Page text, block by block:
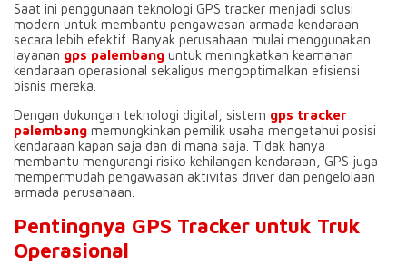
Saat ini penggunaan teknologi GPS tracker menjadi solusi
modern untuk membantu pengawasan armada kendaraan
secara lebih efektif. Banyak perusahaan mulai menggunakan
layanan gps palembang untuk meningkatkan keamanan
kendaraan operasional sekaligus mengoptimalkan efisiensi
bisnis mereka.
Dengan dukungan teknologi digital, sistem gps tracker
palembang memungkinkan pemilik usaha mengetahui posisi
kendaraan kapan saja dan di mana saja. Tidak hanya
membantu mengurangi risiko kehilangan kendaraan, GPS juga
mempermudah pengawasan aktivitas driver dan pengelolaan
armada perusahaan.
Pentingnya GPS Tracker untuk Truk
Operasional